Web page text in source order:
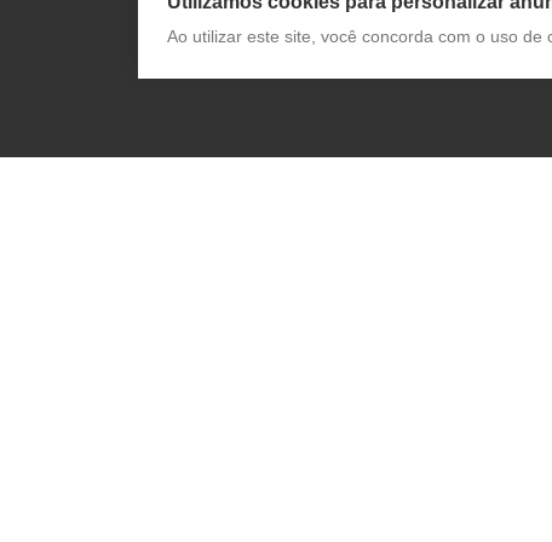
Ao utilizar este site, você concorda com o uso de